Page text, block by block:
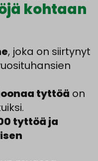
kohtaan
, joka on siirtynyt
tyttöä on
tyttöä ja